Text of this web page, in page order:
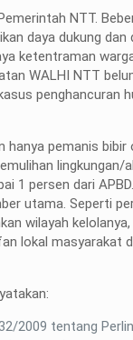
NTT.
daya dukung
ketentraman
WALHI NTT
penghancuran
pemanis
1 persen dari
utama. Seperti
wilayah
lokal masyarakat
2009 tentang